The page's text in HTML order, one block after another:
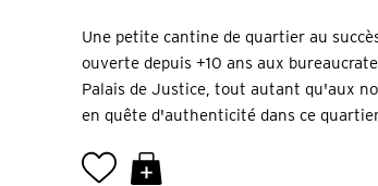
Une petite cantine de quartier au
ouverte depuis +10 ans aux
Palais de Justice, tout autant qu'aux
en quête d'authenticité dans ce